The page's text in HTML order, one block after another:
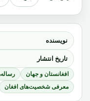
نویسنده
تاریخ انتشار
افغانستان و جهان
معرفی شخصیت‌های افغان